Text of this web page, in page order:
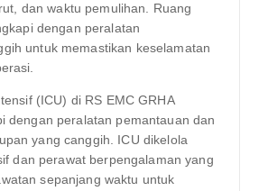
dan waktu pemulihan. Ruang
dengan peralatan
untuk memastikan keselamatan
(ICU) di RS EMC GRHA
dengan peralatan pemantauan dan
yang canggih. ICU dikelola
dan perawat berpengalaman yang
sepanjang waktu untuk